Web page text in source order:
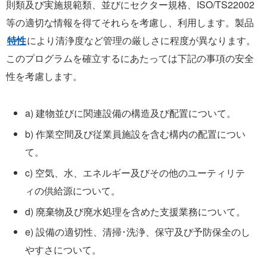
則類及び実施規範類、並びにセクター規格、ISO/TS22002
等の適切な情報を得てそれらを考慮し、利用します。製品
特性により清浄度など管理の厳しさに程度が異なります。
このプログラムを確立するにあたっては下記の事項の安全
性を考慮します。
a) 建物並びに関連設備の構造及び配置について。
b) 作業空間及び従業員施設を含む構内の配置につい
て。
c) 空気、水、エネルギー及びその他のユーティリテ
ィの供給源について。
d) 廃棄物及び廃水処理を含めた支援業務について。
e) 設備の適切性、清掃･洗浄、保守及び予防保全のし
やすさについて。